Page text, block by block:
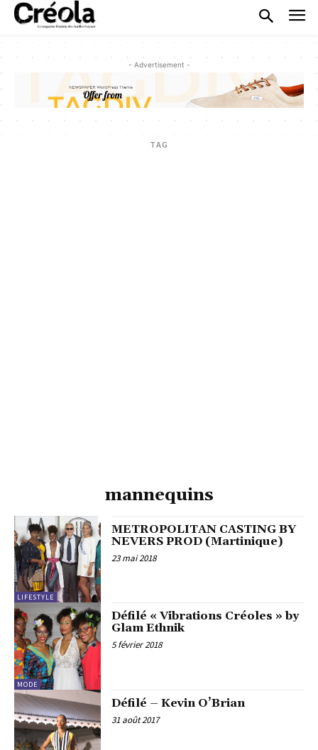
- Advertisement -
TAG
mannequins
LIFESTYLE
METROPOLITAN CASTING BY
NEVERS PROD (Martinique)
23 mai 2018
MODE
Défilé « Vibrations Créoles » by
Glam Ethnik
5 février 2018
Défilé – Kevin O’Brian
31 août 2017